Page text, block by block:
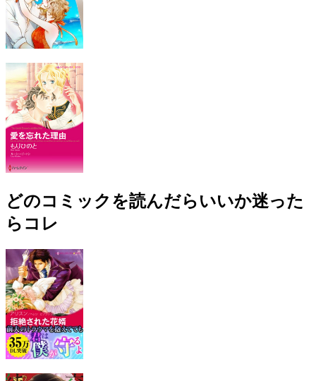
どのコミックを読んだらいいか迷った
らコレ